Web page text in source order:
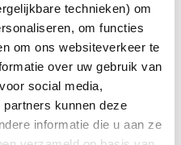
technieken) om
om functies
om ons websiteverkeer te
over uw gebruik van
social media,
kunnen deze
informatie die u aan ze